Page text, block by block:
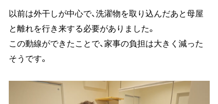
以前は外干しが中心で、洗濯物を取り込んだあと母屋
と離れを行き来する必要がありました。
この動線ができたことで、家事の負担は大きく減った
そうです。